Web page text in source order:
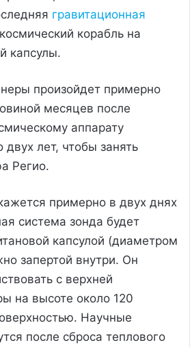
гравитационная
корабль на
капсулы.
произойдет примерно
месяцев после
аппарату
двух лет, чтобы занять
Регио.
примерно в двух днях
система зонда будет
капсулой (диаметром
запертой внутри. Он
с верхней
на высоте около 120
Научные
после сброса теплового